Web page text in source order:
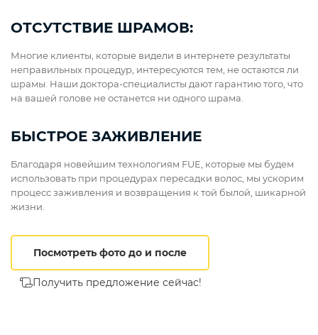
ОТСУТСТВИЕ ШРАМОВ:
Многие клиенты, которые видели в интернете результаты
неправильных процедур, интересуются тем, не остаются ли
шрамы. Наши доктора-специалисты дают гарантию того, что
на вашей голове не останется ни одного шрама.
БЫСТРОЕ ЗАЖИВЛЕНИЕ
Благодаря новейшим технологиям FUE, которые мы будем
использовать при процедурах пересадки волос, мы ускорим
процесс заживления и возвращения к той былой, шикарной
жизни.
Посмотреть фото до и после
Получить предложение сейчас!